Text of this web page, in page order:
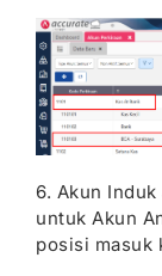
6. Akun
untuk Akun
posisi masuk